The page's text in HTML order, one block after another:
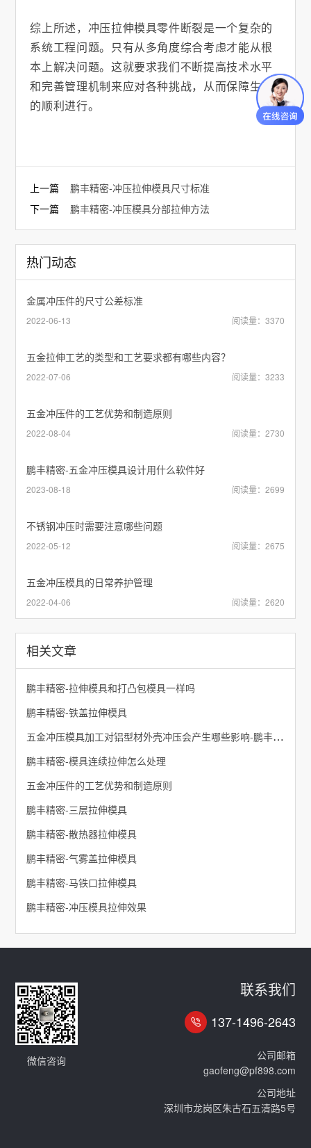
综上所述，冲压拉伸模具零件断裂是一个复杂的
系统工程问题。只有从多角度综合考虑才能从根
本上解决问题。这就要求我们不断提高技术水平
和完善管理机制来应对各种挑战，从而保障生产
的顺利进行。
上一篇鹏丰精密-冲压拉伸模具尺寸标准
下一篇鹏丰精密-冲压模具分部拉伸方法
热门动态
金属冲压件的尺寸公差标准
2022-06-13 阅读量：3370
五金拉伸工艺的类型和工艺要求都有哪些内容？
2022-07-06 阅读量：3233
五金冲压件的工艺优势和制造原则
2022-08-04 阅读量：2730
鹏丰精密-五金冲压模具设计用什么软件好
2023-08-18 阅读量：2699
不锈钢冲压时需要注意哪些问题
2022-05-12 阅读量：2675
五金冲压模具的日常养护管理
2022-04-06 阅读量：2620
相关文章
鹏丰精密-拉伸模具和打凸包模具一样吗
鹏丰精密-铁盖拉伸模具
五金冲压模具加工对铝型材外壳冲压会产生哪些影响-鹏丰精密
鹏丰精密-模具连续拉伸怎么处理
五金冲压件的工艺优势和制造原则
鹏丰精密-三层拉伸模具
鹏丰精密-散热器拉伸模具
鹏丰精密-气雾盖拉伸模具
鹏丰精密-马铁口拉伸模具
鹏丰精密-冲压模具拉伸效果
微信咨询
联系我们
137-1496-2643
公司邮箱
gaofeng@pf898.com
公司地址
深圳市龙岗区朱古石五清路5号